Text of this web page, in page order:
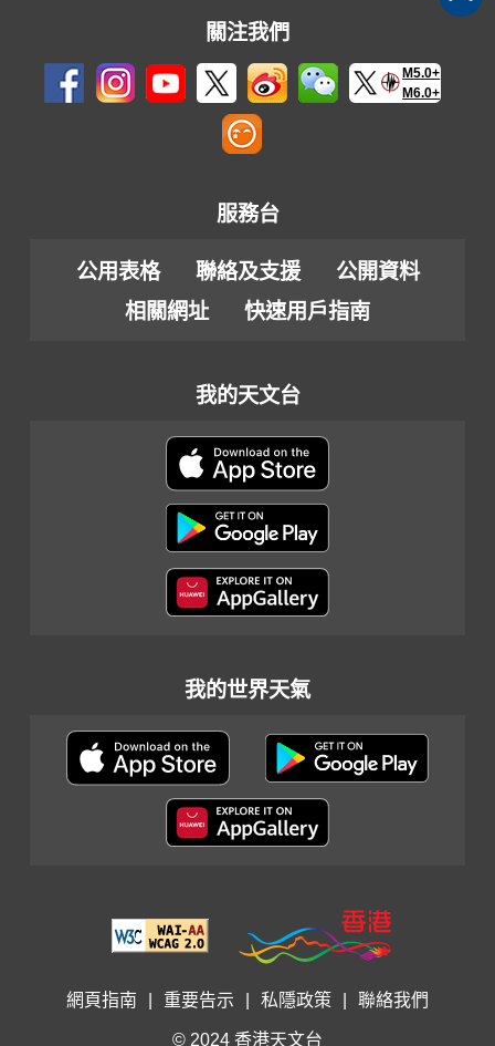
關注我們
M5.0+
M6.0+
服務台
公用表格 聯絡及支援
公開資料
相關網址
快速用戶指南
我的天文台
我的世界天氣
網頁指南 重要告示 私隱政策 聯絡我們
© 2024 香港天文台